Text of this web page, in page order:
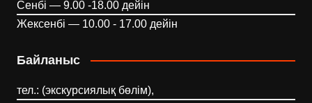
Сенбі — 9.00 -18.00 дейін
Жексенбі — 10.00 - 17.00 дейін
Байланыс
тел.: (экскурсиялық бөлім),